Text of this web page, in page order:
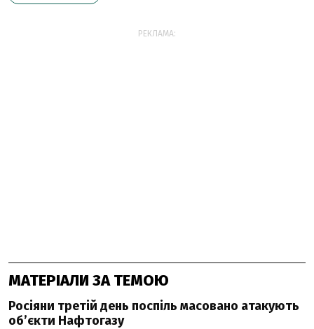
РЕКЛАМА:
МАТЕРІАЛИ ЗА ТЕМОЮ
Росіяни третій день поспіль масовано атакують
об’єкти Нафтогазу